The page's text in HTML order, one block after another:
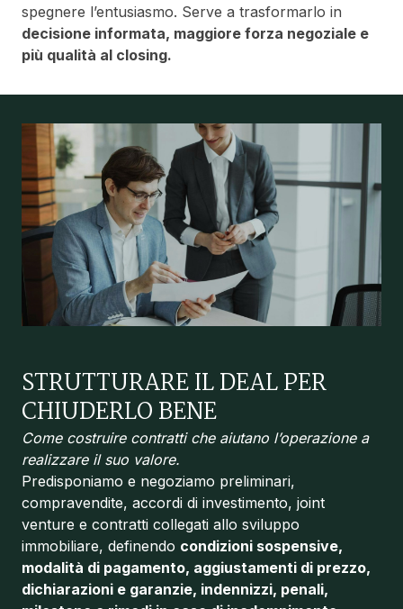
spegnere l’entusiasmo. Serve a trasformarlo in
decisione informata, maggiore forza negoziale e
più qualità al closing.
STRUTTURARE IL DEAL PER
CHIUDERLO BENE
Come costruire contratti che aiutano l’operazione a
realizzare il suo valore.
Predisponiamo e negoziamo preliminari,
compravendite, accordi di investimento, joint
venture e contratti collegati allo sviluppo
immobiliare, definendo condizioni sospensive,
modalità di pagamento, aggiustamenti di prezzo,
dichiarazioni e garanzie, indennizzi, penali,